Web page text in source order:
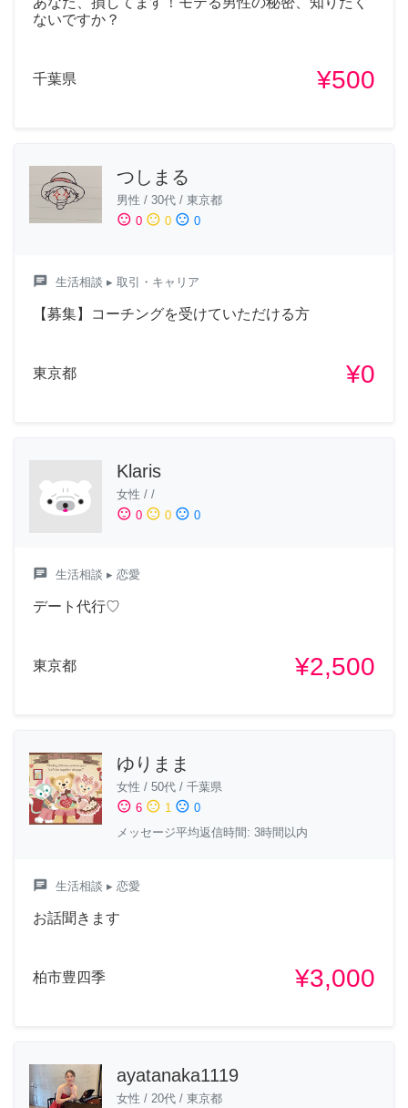
ないですか？
千葉県 ¥500
つしまる
男性 / 30代 / 東京都
sentiment_satisfied 0 sentiment_neutral 0 sentiment_dissatisfied 0
chat 生活相談 ▸ 取引・キャリア
【募集】コーチングを受けていただける方
東京都 ¥0
Klaris
女性 / /
sentiment_satisfied 0 sentiment_neutral 0 sentiment_dissatisfied 0
chat 生活相談 ▸ 恋愛
デート代行♡
東京都 ¥2,500
ゆりまま
女性 / 50代 / 千葉県
sentiment_satisfied 6 sentiment_neutral 1 sentiment_dissatisfied 0
メッセージ平均返信時間: 3時間以内
chat 生活相談 ▸ 恋愛
お話聞きます
柏市豊四季 ¥3,000
ayatanaka1119
女性 / 20代 / 東京都